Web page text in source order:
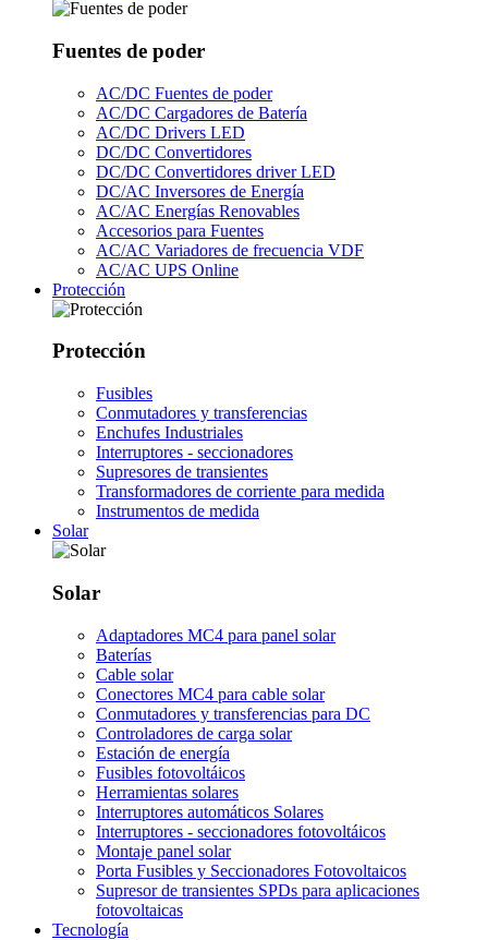
Fuentes de poder
AC/DC Fuentes de poder
AC/DC Cargadores de Batería
AC/DC Drivers LED
DC/DC Convertidores
DC/DC Convertidores driver LED
DC/AC Inversores de Energía
AC/AC Energías Renovables
Accesorios para Fuentes
AC/AC Variadores de frecuencia VDF
AC/AC UPS Online
Protección
Protección
Fusibles
Conmutadores y transferencias
Enchufes Industriales
Interruptores - seccionadores
Supresores de transientes
Transformadores de corriente para medida
Instrumentos de medida
Solar
Solar
Adaptadores MC4 para panel solar
Baterías
Cable solar
Conectores MC4 para cable solar
Conmutadores y transferencias para DC
Controladores de carga solar
Estación de energía
Fusibles fotovoltáicos
Herramientas solares
Interruptores automáticos Solares
Interruptores - seccionadores fotovoltáicos
Montaje panel solar
Porta Fusibles y Seccionadores Fotovoltaicos
Supresor de transientes SPDs para aplicaciones
fotovoltaicas
Tecnología